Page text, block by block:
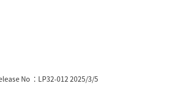
No ：LP32-012 2025/3/5